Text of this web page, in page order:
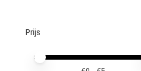
Prijs
Minimale prijswaarde
Price maximum value